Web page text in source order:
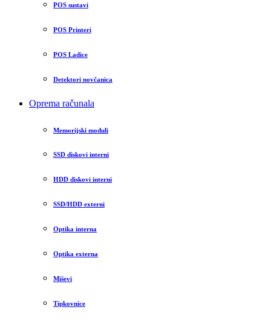
POS sustavi
POS Printeri
POS Ladice
Detektori novčanica
Oprema računala
Memorijski moduli
SSD diskovi interni
HDD diskovi interni
SSD/HDD externi
Optika interna
Optika externa
Miševi
Tipkovnice